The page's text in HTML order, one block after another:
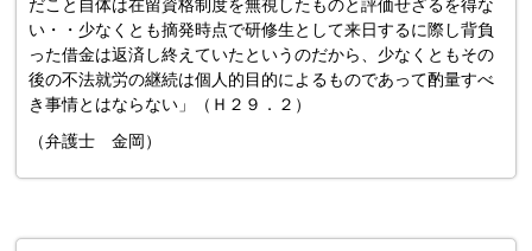
だこと自体は在留資格制度を無視したものと評価せざるを得な
い・・少なくとも摘発時点で研修生として来日するに際し背負
った借金は返済し終えていたというのだから、少なくともその
後の不法就労の継続は個人的目的によるものであって酌量すべ
き事情とはならない」（Ｈ２９．２）
（弁護士 金岡）